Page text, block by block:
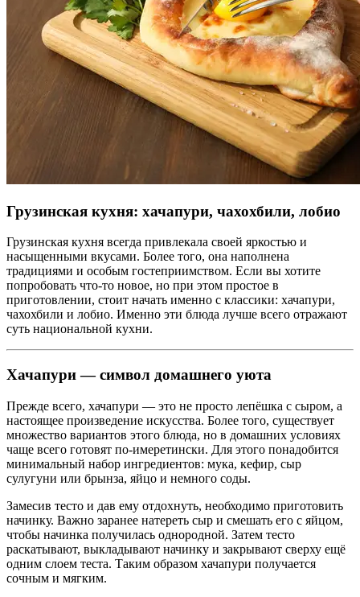
Грузинская кухня: хачапури, чахохбили, лобио
Грузинская кухня всегда привлекала своей яркостью и
насыщенными вкусами. Более того, она наполнена
традициями и особым гостеприимством. Если вы хотите
попробовать что-то новое, но при этом простое в
приготовлении, стоит начать именно с классики: хачапури,
чахохбили и лобио. Именно эти блюда лучше всего отражают
суть национальной кухни.
Хачапури — символ домашнего уюта
Прежде всего, хачапури — это не просто лепёшка с сыром, а
настоящее произведение искусства. Более того, существует
множество вариантов этого блюда, но в домашних условиях
чаще всего готовят по-имеретински. Для этого понадобится
минимальный набор ингредиентов: мука, кефир, сыр
сулугуни или брынза, яйцо и немного соды.
Замесив тесто и дав ему отдохнуть, необходимо приготовить
начинку. Важно заранее натереть сыр и смешать его с яйцом,
чтобы начинка получилась однородной. Затем тесто
раскатывают, выкладывают начинку и закрывают сверху ещё
одним слоем теста. Таким образом хачапури получается
сочным и мягким.